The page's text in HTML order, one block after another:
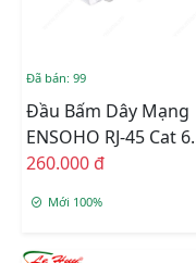
Đã bán: 99
Đầu Bấm Dây Mạng
ENSOHO RJ-45 Cat 6
Chống Nhiễu 100
260.000 đ
Mới 100%